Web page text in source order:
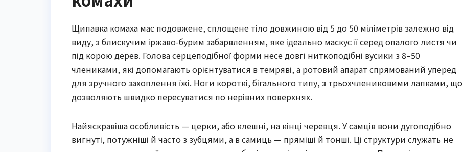
Щипавка комаха має подовжене, сплощене тіло довжиною від 5 до 50 міліметрів залежно від
виду, з блискучим іржаво-бурим забарвленням, яке ідеально маскує її серед опалого листя чи
під корою дерев. Голова серцеподібної форми несе довгі ниткоподібні вусики з 8–50
члениками, які допомагають орієнтуватися в темряві, а ротовий апарат спрямований уперед
для зручного захоплення їжі. Ноги короткі, бігального типу, з трьохчлениковими лапками, що
дозволяють швидко пересуватися по нерівних поверхнях.
Найяскравіша особливість — церки, або клешні, на кінці черевця. У самців вони дугоподібно
вигнуті, потужніші й часто з зубцями, а в самиць — пряміші й тонші. Ці структури служать не